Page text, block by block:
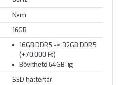
Nem
16GB
16GB DDR5 -> 32GB DDR5
(+70.000 Ft)
Bővíthető 64GB-ig
SSD háttértár